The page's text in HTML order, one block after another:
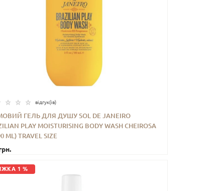
відгук(iв)
ГЕЛЬ ДЛЯ ДУШУ SOL DE JANEIRO
PLAY MOISTURISING BODY WASH CHEIROSA
ML) TRAVEL SIZE+
1 %